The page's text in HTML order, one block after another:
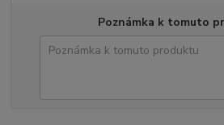
Poznámka k tomuto